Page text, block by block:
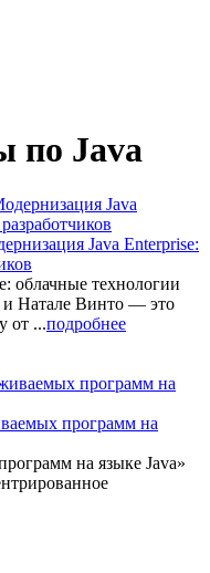
по Java
Java Enterprise:
облачные технологии
и Натале Винто — это
от ...подробнее
программ на
на языке Java»